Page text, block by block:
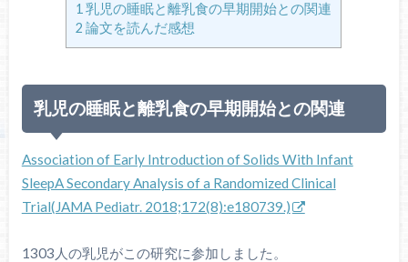
1 乳児の睡眠と離乳食の早期開始との関連
2 論文を読んだ感想
乳児の睡眠と離乳食の早期開始との関連
Association of Early Introduction of Solids With Infant
SleepA Secondary Analysis of a Randomized Clinical
Trial(JAMA Pediatr. 2018;172(8):e180739.)
1303人の乳児がこの研究に参加しました。